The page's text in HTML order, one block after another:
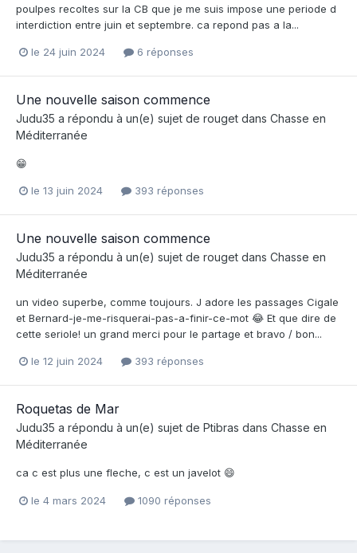
poulpes recoltes sur la CB que je me suis impose une periode d
interdiction entre juin et septembre. ca repond pas a la...
le 24 juin 2024 6 réponses
Une nouvelle saison commence
Judu35 a répondu à un(e) sujet de rouget dans Chasse en
Méditerranée
😁
le 13 juin 2024 393 réponses
Une nouvelle saison commence
Judu35 a répondu à un(e) sujet de rouget dans Chasse en
Méditerranée
un video superbe, comme toujours. J adore les passages Cigale
et Bernard-je-me-risquerai-pas-a-finir-ce-mot 😂 Et que dire de
cette seriole! un grand merci pour le partage et bravo / bon...
le 12 juin 2024 393 réponses
Roquetas de Mar
Judu35 a répondu à un(e) sujet de Ptibras dans Chasse en
Méditerranée
ca c est plus une fleche, c est un javelot 😄
le 4 mars 2024 1090 réponses